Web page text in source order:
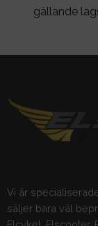
gällande
Vi är
säljer bara väl